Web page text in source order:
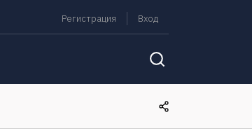
Регистрация Вход